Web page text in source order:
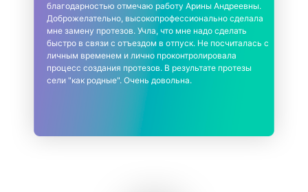
благодарностью отмечаю работу Арины Андреевны.
Доброжелательно, высокопрофессионально сделала
мне замену протезов. Учла, что мне надо сделать
быстро в связи с отъездом в отпуск. Не посчиталась с
личным временем и лично проконтролировала
процесс создания протезов. В результате протезы
сели "как родные". Очень довольна.